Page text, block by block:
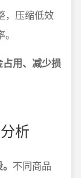
，压缩低效
用、减少损
析
不同商品